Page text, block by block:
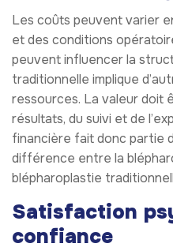
Les coûts peuvent varier
et des conditions
peuvent influencer la
traditionnelle implique
ressources. La valeur doit
résultats, du suivi et de
financière fait donc partie
différence entre la
blépharoplastie
Satisfaction
confiance